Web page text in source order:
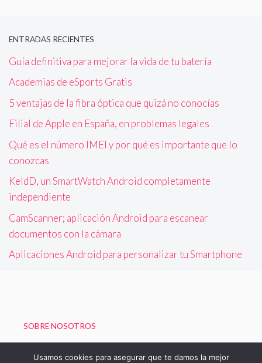
ENTRADAS RECIENTES
Guía definitiva para mejorar la vida de tu batería
Academias de eSports Gratis
5 ventajas de la fibra óptica que quizá no conocías
Filial de Apple en España, en problemas legales
Qué es el número IMEI y por qué es importante que lo
conozcas
KeldD, un SmartWatch Android completamente
independiente
CamScanner; aplicación Android para escanear
documentos con la cámara
Aplicaciones Android para personalizar tu Smartphone
SOBRE NOSOTROS
Usamos cookies para asegurar que te damos la mejor